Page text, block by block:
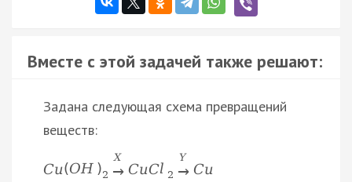
Вместе с этой задачей также решают:
Задана следующая схема превращений
веществ:
Cu(OH )2
X
→ CuCl 2
Y
→ Cu